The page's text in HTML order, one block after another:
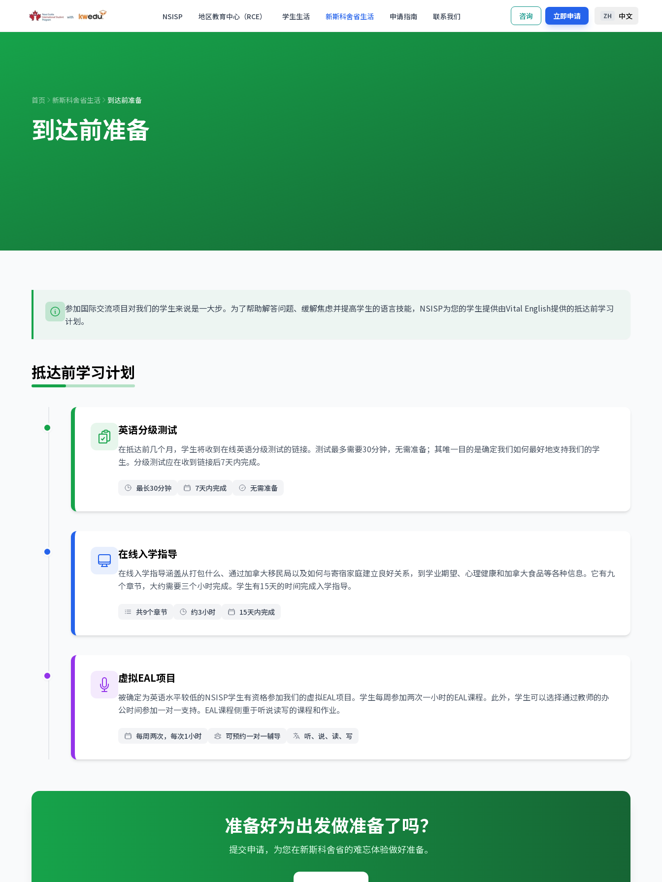
NSISP 地区教育中心（RCE） 学生生活 新斯科舍省生活 申请指南 联系我们 咨询 立即申请 ZH 中文
首页 新斯科舍省生活 到达前准备
到达前准备
参加国际交流项目对我们的学生来说是一大步。为了帮助解答问题、缓解焦虑并提高学生的语言技能，NSISP为您的学生提供由Vital English提供的抵达前学习
计划。
抵达前学习计划
英语分级测试
在抵达前几个月，学生将收到在线英语分级测试的链接。测试最多需要30分钟，无需准备；其唯一目的是确定我们如何最好地支持我们的学
生。分级测试应在收到链接后7天内完成。
最长30分钟 7天内完成 无需准备
在线入学指导
在线入学指导涵盖从打包什么、通过加拿大移民局以及如何与寄宿家庭建立良好关系，到学业期望、心理健康和加拿大食品等各种信息。它有九
个章节，大约需要三个小时完成。学生有15天的时间完成入学指导。
共9个章节 约3小时 15天内完成
虚拟EAL项目
被确定为英语水平较低的NSISP学生有资格参加我们的虚拟EAL项目。学生每周参加两次一小时的EAL课程。此外，学生可以选择通过教师的办
公时间参加一对一支持。EAL课程侧重于听说读写的课程和作业。
每周两次，每次1小时 可预约一对一辅导 听、说、读、写
准备好为出发做准备了吗？
提交申请，为您在新斯科舍省的难忘体验做好准备。